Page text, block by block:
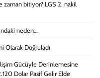
zaman bitiyor? LGS 2. nakil
neden…
Olarak Doğruladı
Gücüyle Derinlemesine
Dolar Pasif Gelir Elde